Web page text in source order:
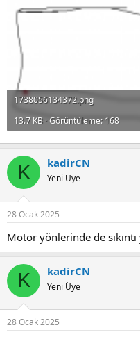
1738056134372.png
13.7 KB · Görüntüleme: 168
K kadirCN
Yeni Üye
28 Ocak 2025
Motor yönlerinde de sıkıntı
K kadirCN
Yeni Üye
28 Ocak 2025